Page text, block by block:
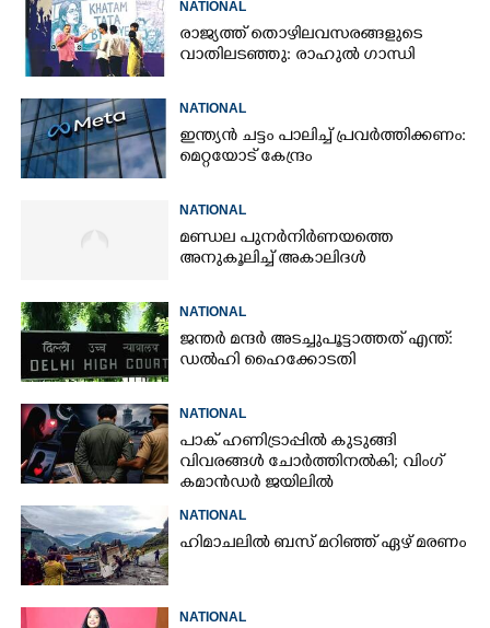
ധർമ്മേന്ദ്ര പ്രധാൻ
NATIONAL
രാജ്യത്ത് തൊഴിലവസരങ്ങളുടെ
വാതിലടഞ്ഞു: രാഹുൽ ഗാന്ധി
NATIONAL
ഇന്ത്യൻ ചട്ടം പാലിച്ച് പ്രവർത്തിക്കണം:
മെറ്റയോട് കേന്ദ്രം
NATIONAL
മണ്ഡല പുനർനിർണയത്തെ
അനുകൂലിച്ച് അകാലിദൾ
NATIONAL
ജന്ത‌‌ർ മന്ദർ അടച്ചുപൂട്ടാത്തത് എന്ത്:
ഡൽഹി ഹൈക്കോടതി
NATIONAL
പാക് ഹണിട്രാപ്പിൽ കുടുങ്ങി
വിവരങ്ങൾ ചോർത്തിനൽകി;​ വിംഗ്
കമാൻഡർ ജയിലിൽ
NATIONAL
ഹിമാചലിൽ ബസ് മറിഞ്ഞ് ഏഴ് മരണം
NATIONAL